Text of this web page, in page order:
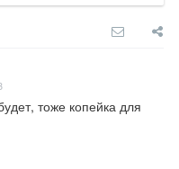
тоже копейка для